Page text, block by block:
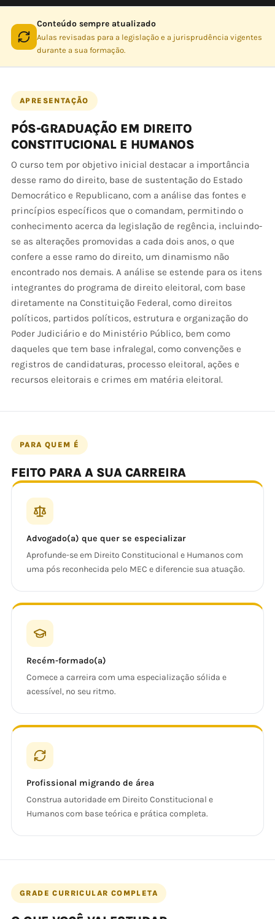
Conteúdo sempre atualizado
Aulas revisadas para a legislação e a jurisprudência vigentes
durante a sua formação.
APRESENTAÇÃO
PÓS-GRADUAÇÃO EM DIREITO
CONSTITUCIONAL E HUMANOS
O curso tem por objetivo inicial destacar a importância
desse ramo do direito, base de sustentação do Estado
Democrático e Republicano, com a análise das fontes e
princípios específicos que o comandam, permitindo o
conhecimento acerca da legislação de regência, incluindo-
se as alterações promovidas a cada dois anos, o que
confere a esse ramo do direito, um dinamismo não
encontrado nos demais. A análise se estende para os itens
integrantes do programa de direito eleitoral, com base
diretamente na Constituição Federal, como direitos
políticos, partidos políticos, estrutura e organização do
Poder Judiciário e do Ministério Público, bem como
daqueles que tem base infralegal, como convenções e
registros de candidaturas, processo eleitoral, ações e
recursos eleitorais e crimes em matéria eleitoral.
PARA QUEM É
FEITO PARA A SUA CARREIRA
Advogado(a) que quer se especializar
Aprofunde-se em Direito Constitucional e Humanos com
uma pós reconhecida pelo MEC e diferencie sua atuação.
Recém-formado(a)
Comece a carreira com uma especialização sólida e
acessível, no seu ritmo.
Profissional migrando de área
Construa autoridade em Direito Constitucional e
Humanos com base teórica e prática completa.
GRADE CURRICULAR COMPLETA